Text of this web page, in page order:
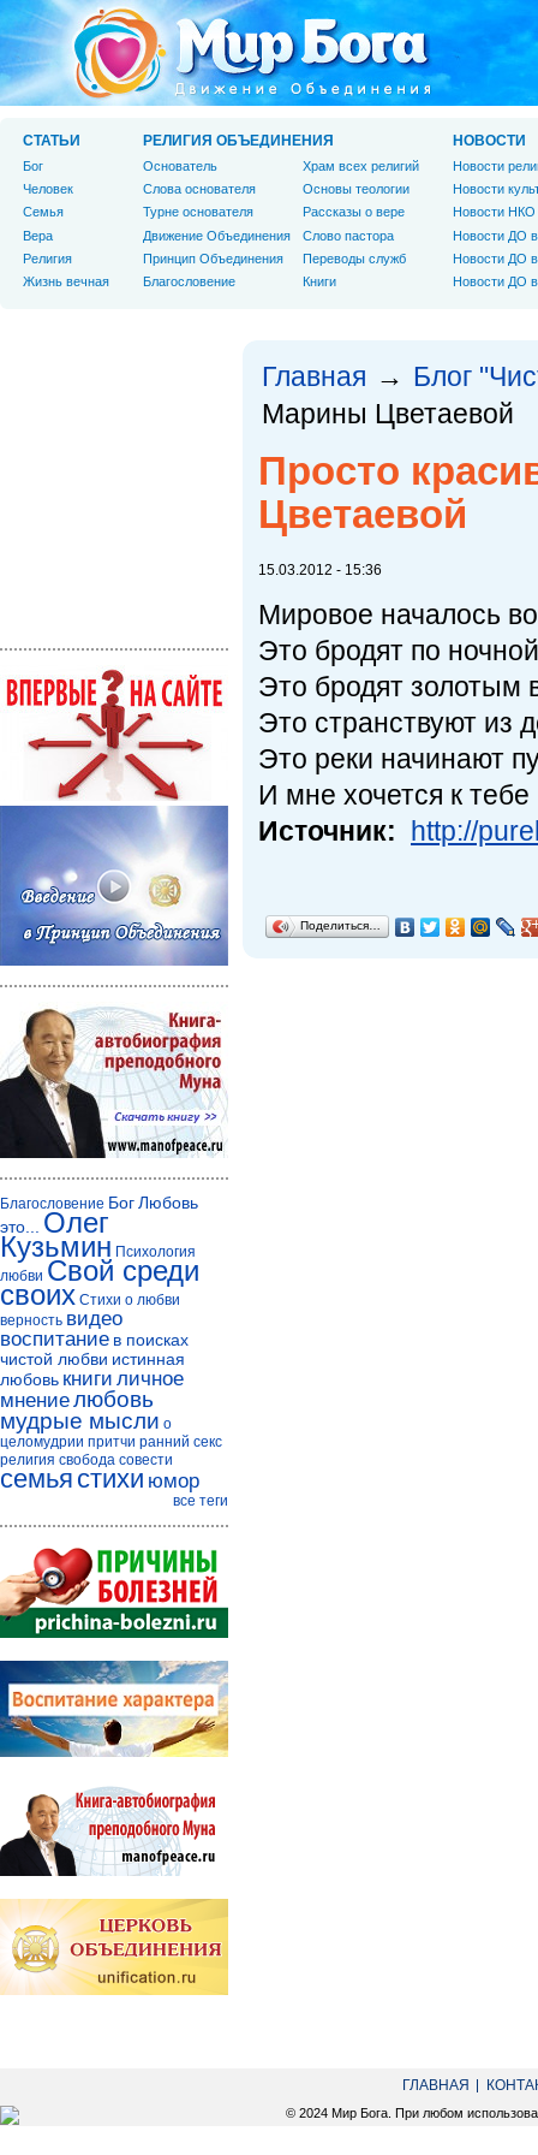
Главная → Блог
Марины Цветаевой
Просто
Цветаевой
15.03.2012 - 15:36
Мировое началось
Это бродят по
Это бродят золотым
Это странствуют из
Это реки начинают
И мне хочется к тебе
Источник: http://
Поделиться…
СТАТЬИ
Бог
Человек
Cемья
Вера
Религия
Жизнь вечная
РЕЛИГИЯ ОБЪЕДИНЕНИЯ
Основатель
Слова основателя
Турне основателя
Движение Объединения
Принцип Объединения
Благословение
Храм всех религий
Основы теологии
Рассказы о вере
Слово пастора
Переводы служб
Книги
НОВОСТИ
Новости
Новости
Новости НКО
Новости ДО
Новости ДО
Новости ДО
Благословение БогЛюбовь
это...
Олег
Кузьмин Психология
любви Свой среди
своих Стихи о любви
верность видео
воспитание в поисках
чистой любви истинная
любовь книги личное
мнениелюбовь
мудрые мысли о
целомудрии притчи ранний секс
религия свобода совести
семья стихи юмор
все теги
ГЛАВНАЯ
© 2024 Мир Бога. При любом